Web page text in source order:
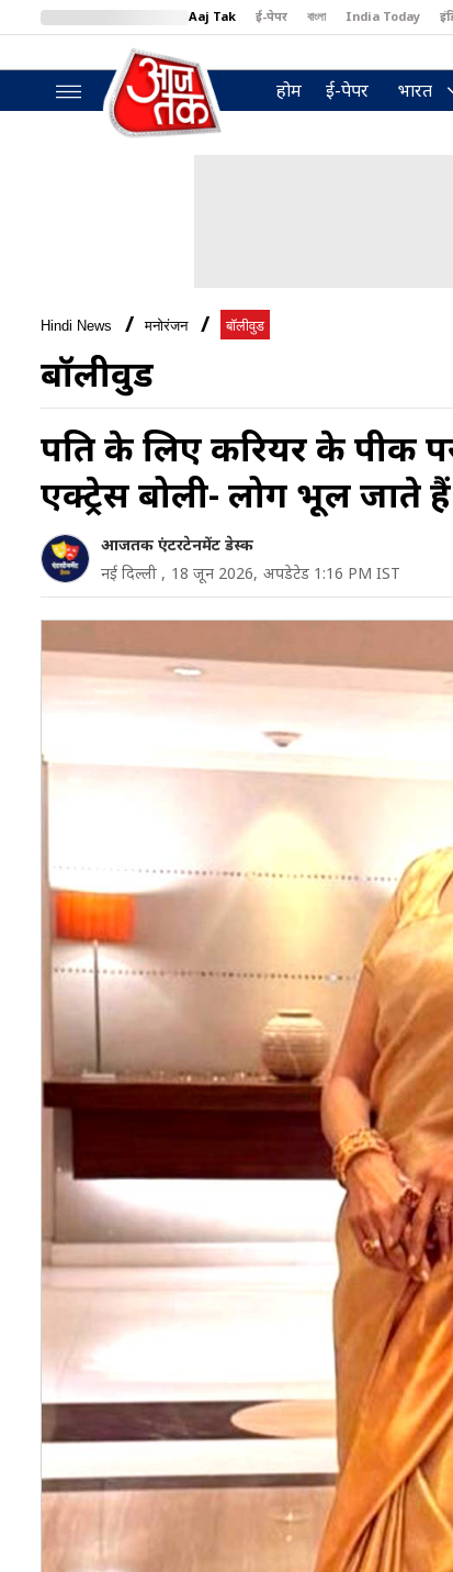
Aaj Tak ई-पेपर বাংলা India Today
BT Bazaar
होम ई-पेपर भारत
Hindi News मनोरंजन बॉलीवुड
बॉलीवुड
पति के लिए करियर के पीक
एक्ट्रेस बोली- लोग भूल जाते हैं
आजतक एंटरटेनमेंट डेस्क
नई दिल्ली , 18 जून 2026, अपडेटेड 1:16 PM IST